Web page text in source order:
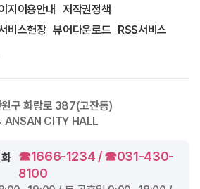
지이용안내
저작권정책
비스헌장 뷰어다운로드 RSS서비스
구 화랑로 387(고잔동)
CITY HALL
☎1666-1234 / ☎031-430-
8100